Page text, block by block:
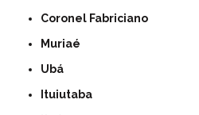
Coronel Fabriciano
Muriaé
Ubá
Ituiutaba